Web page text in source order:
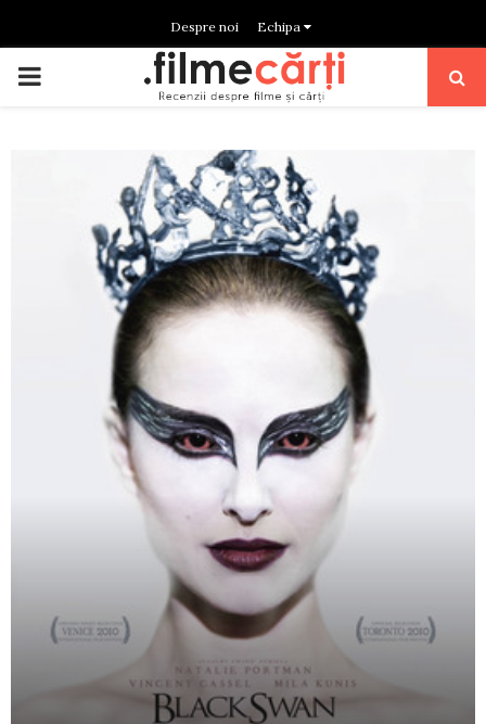
Despre noi Echipa
PRIMARY